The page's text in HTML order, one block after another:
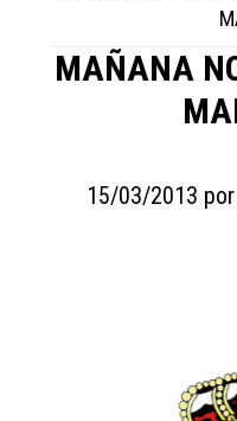
MAÑANA
15/03/2013 por